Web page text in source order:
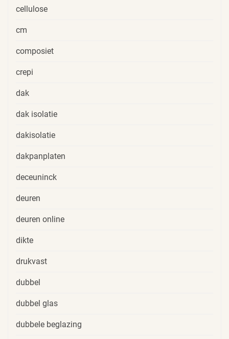
cellulose
cm
composiet
crepi
dak
dak isolatie
dakisolatie
dakpanplaten
deceuninck
deuren
deuren online
dikte
drukvast
dubbel
dubbel glas
dubbele beglazing